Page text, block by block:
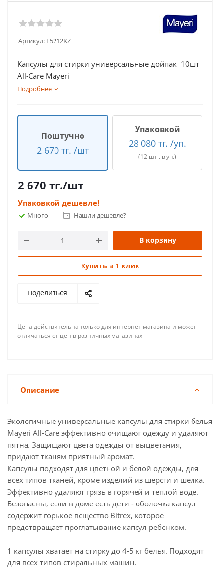
Артикул: F5212KZ
Капсулы для стирки универсальные дойпак 10шт
All-Care Mayeri
Подробнее
Поштучно
2 670 тг. /шт
Упаковкой
28 080 тг. /уп.
(12 шт . в уп.)
2 670 тг./шт
Упаковкой дешевле!
Много Нашли дешевле?
В корзину
Купить в 1 клик
Поделиться
Цена действительна только для интернет-магазина и может
отличаться от цен в розничных магазинах
Описание
Экологичные универсальные капсулы для стирки белья
Mayeri All-Care эффективно очищают одежду и удаляют
пятна. Защищают цвета одежды от выцветания,
придают тканям приятный аромат.
Капсулы подходят для цветной и белой одежды, для
всех типов тканей, кроме изделий из шерсти и шелка.
Эффективно удаляют грязь в горячей и теплой воде.
Безопасны, если в доме есть дети - оболочка капсул
содержит горькое вещество Bitrex, которое
предотвращает проглатывание капсул ребенком.
1 капсулы хватает на стирку до 4-5 кг белья. Подходят
для всех типов стиральных машин.